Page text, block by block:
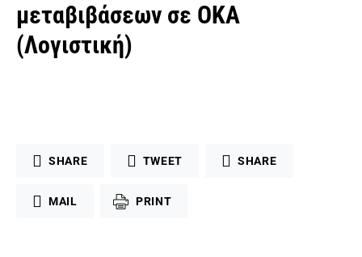
μεταβιβάσεων σε ΟΚΑ
(Λογιστική)
SHARE TWEET SHARE
MAIL PRINT